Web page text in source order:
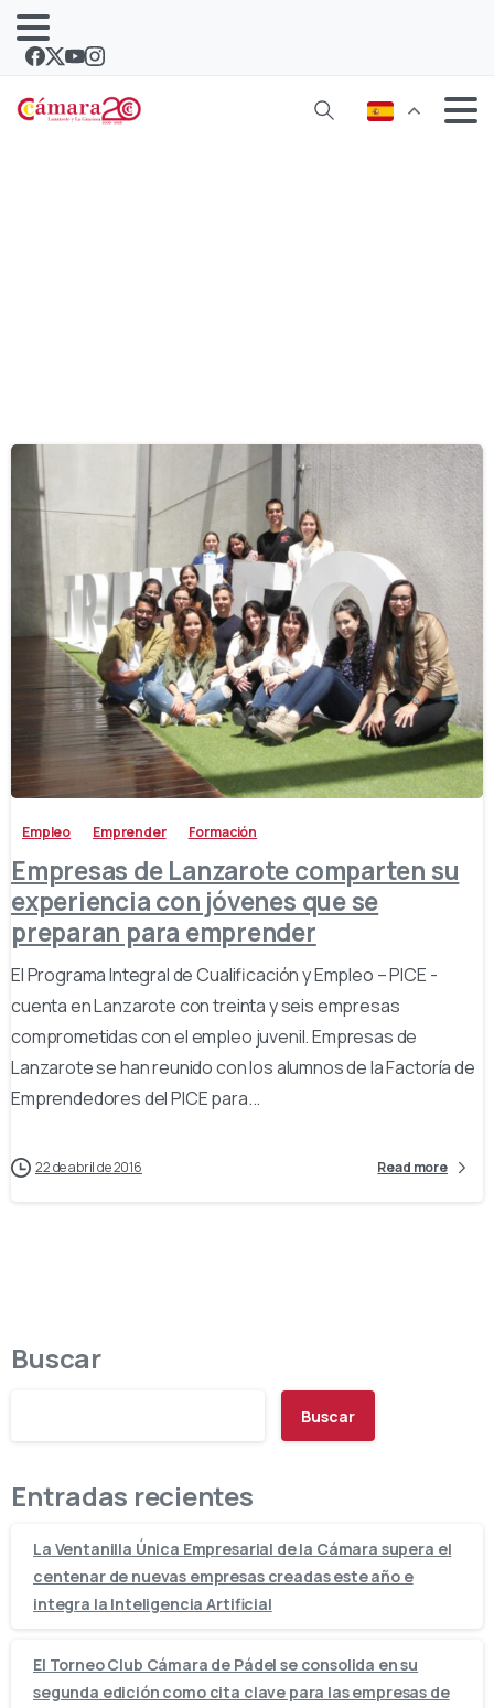
Empleo Emprender Formación
Empresas de Lanzarote comparten su
experiencia con jóvenes que se
preparan para emprender
El Programa Integral de Cualificación y Empleo – PICE -
cuenta en Lanzarote con treinta y seis empresas
comprometidas con el empleo juvenil. Empresas de
Lanzarote se han reunido con los alumnos de la Factoría de
Emprendedores del PICE para...
22 de abril de 2016 Read more
Buscar
Buscar
Entradas recientes
La Ventanilla Única Empresarial de la Cámara supera el
centenar de nuevas empresas creadas este año e
integra la Inteligencia Artificial
El Torneo Club Cámara de Pádel se consolida en su
segunda edición como cita clave para las empresas de